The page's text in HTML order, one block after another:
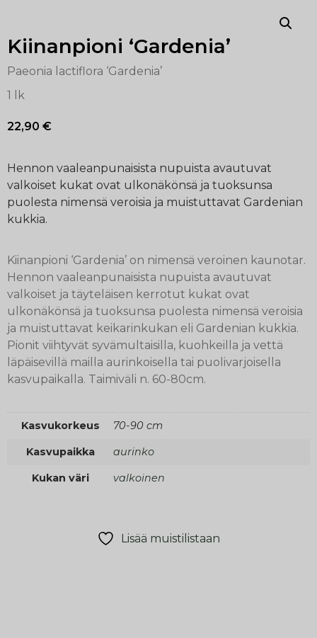
Kiinanpioni ‘Gardenia’
Paeonia lactiflora ‘Gardenia’
1 lk
22,90 €
Hennon vaaleanpunaisista nupuista avautuvat
valkoiset kukat ovat ulkonäkönsä ja tuoksunsa
puolesta nimensä veroisia ja muistuttavat Gardenian
kukkia.
Kiinanpioni ‘Gardenia’ on nimensä veroinen kaunotar.
Hennon vaaleanpunaisista nupuista avautuvat
valkoiset ja täyteläisen kerrotut kukat ovat
ulkonäkönsä ja tuoksunsa puolesta nimensä veroisia
ja muistuttavat keikarinkukan eli Gardenian kukkia.
Pionit viihtyvät syvämultaisilla, kuohkeilla ja vettä
läpäisevillä mailla aurinkoisella tai puolivarjoisella
kasvupaikalla. Taimiväli n. 60-80cm.
Kasvukorkeus 70-90 cm
Kasvupaikka aurinko
Kukan väri valkoinen
Lisää muistilistaan